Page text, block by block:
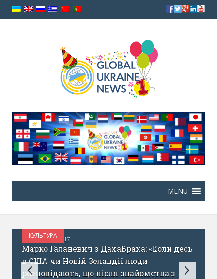
КУЛЬТУРА
БЕРЕЗЕНЬ 17, 2017
Марко Галаневич з ДахаБраха: «Коли десь
в США чи Новій Зеландії люди
розповідають, що після знайомства з